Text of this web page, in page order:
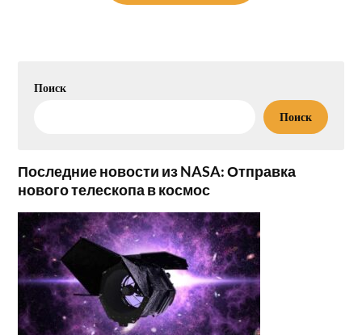
Поиск
Поиск
Последние новости из NASA: Отправка
нового телескопа в космос